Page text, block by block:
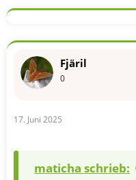
k
o
e
n
Fjäril
0
17. Juni 2025
maticha schrieb: